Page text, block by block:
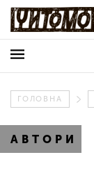
ГОЛОВНА
АВТОРИ